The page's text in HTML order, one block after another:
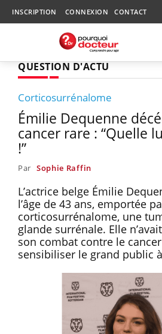
INSCRIPTION CONNEXION CONTACT
QUESTION D'ACTU
Corticosurrénalome
Émilie Dequenne
cancer rare : “Quelle
!”
Par Sophie Raffin
L’actrice belge Émilie
l’âge de 43 ans, emportée
corticosurrénalome, une
glande surrénale. Elle
son combat contre le
sensibiliser le grand public